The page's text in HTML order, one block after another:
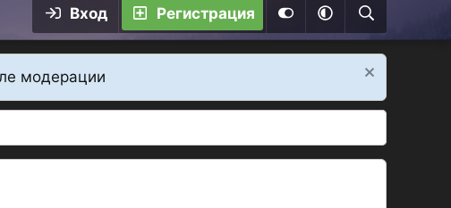
Вход Регистрация
модерации